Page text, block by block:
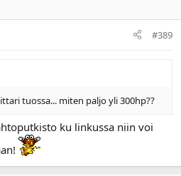
#389
tuossa... miten paljo yli 300hp??
ku linkussa niin voi